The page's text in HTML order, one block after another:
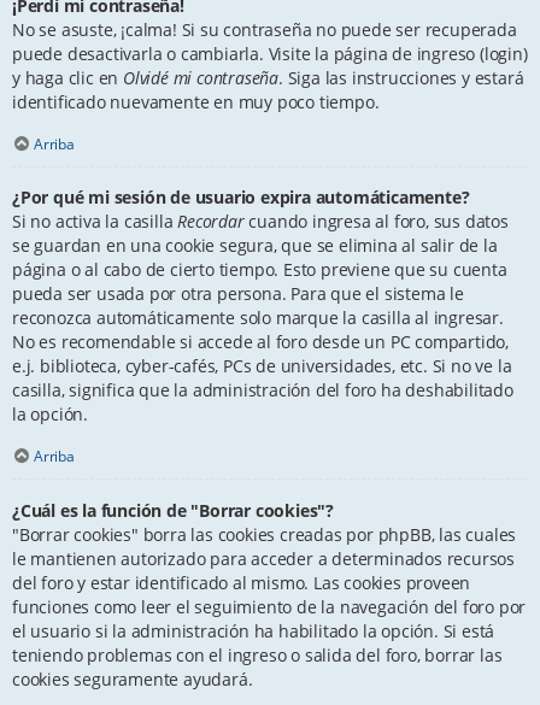
¡Perdí mi contraseña!
No se asuste, ¡calma! Si su contraseña no puede ser recuperada
puede desactivarla o cambiarla. Visite la página de ingreso (login)
y haga clic en Olvidé mi contraseña. Siga las instrucciones y estará
identificado nuevamente en muy poco tiempo.
Arriba
¿Por qué mi sesión de usuario expira automáticamente?
Si no activa la casillaRecordarcuando ingresa al foro, sus datos
se guardan en una cookie segura, que se elimina al salir de la
página o al cabo de cierto tiempo. Esto previene que su cuenta
pueda ser usada por otra persona. Para que el sistema le
reconozca automáticamente solo marque la casilla al ingresar.
No es recomendable si accede al foro desde un PC compartido,
e.j. biblioteca, cyber-cafés, PCs de universidades, etc. Si no ve la
casilla, significa que la administración del foro ha deshabilitado
la opción.
Arriba
¿Cuál es la función de "Borrar cookies"?
"Borrar cookies" borra las cookies creadas por phpBB, las cuales
le mantienen autorizado para acceder a determinados recursos
del foro y estar identificado al mismo. Las cookies proveen
funciones como leer el seguimiento de la navegación del foro por
el usuario si la administración ha habilitado la opción. Si está
teniendo problemas con el ingreso o salida del foro, borrar las
cookies seguramente ayudará.